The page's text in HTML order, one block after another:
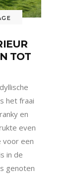
TOT
het fraai
en
even
voor een
in de
genoten